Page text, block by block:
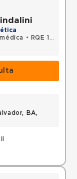
•
RQE 12220 - Oncologia clínica
BA,